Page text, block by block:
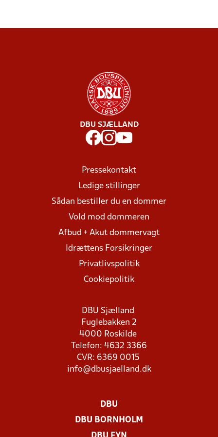
DBU SJÆLLAND
Pressekontakt
Ledige stillinger
Sådan bestiller du en dommer
Vold mod dommeren
Afbud + Akut dommervagt
Idrættens Forsikringer
Privatlivspolitik
Cookiepolitik
DBU Sjælland
Fuglebakken 2
4000 Roskilde
Telefon: 4632 3366
CVR: 6369 0015
info@dbusjaelland.dk
DBU
DBU BORNHOLM